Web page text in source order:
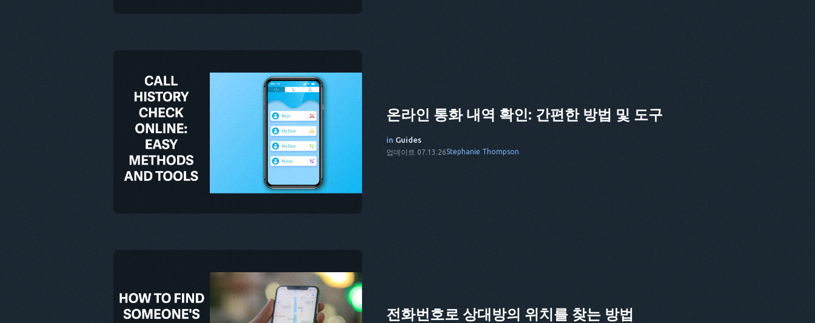
온라인 통화 내역 확인: 간편한 방법 및 도구
in Guides
업데이트 07.13.26Stephanie Thompson
전화번호로 상대방의 위치를 찾는 방법